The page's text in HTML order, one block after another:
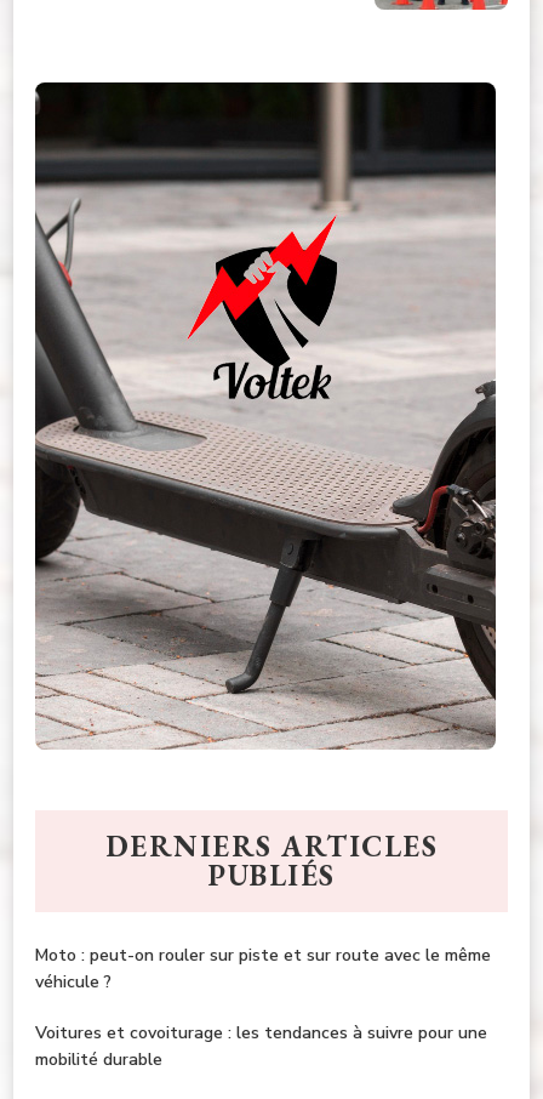
DERNIERS ARTICLES
PUBLIÉS
Moto : peut-on rouler sur piste et sur route avec le même
véhicule ?
Voitures et covoiturage : les tendances à suivre pour une
mobilité durable